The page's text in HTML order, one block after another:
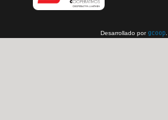
Desarrollado por gcoop